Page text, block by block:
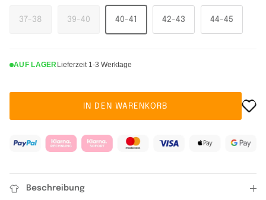
37-38 39-40 40-41 42-43 44-45
AUF LAGER Lieferzeit 1-3 Werktage
IN DEN WARENKORB
Beschreibung